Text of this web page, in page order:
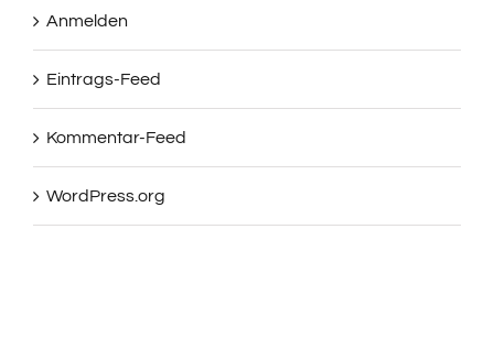
Anmelden
Eintrags-Feed
Kommentar-Feed
WordPress.org